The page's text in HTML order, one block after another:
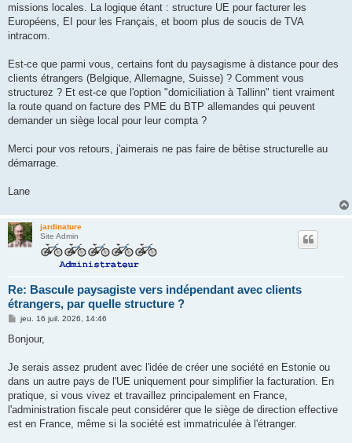
missions locales. La logique étant : structure UE pour facturer les
Européens, EI pour les Français, et boom plus de soucis de TVA
intracom.
Est-ce que parmi vous, certains font du paysagisme à distance pour des
clients étrangers (Belgique, Allemagne, Suisse) ? Comment vous
structurez ? Et est-ce que l'option "domiciliation à Tallinn" tient vraiment
la route quand on facture des PME du BTP allemandes qui peuvent
demander un siège local pour leur compta ?
Merci pour vos retours, j'aimerais ne pas faire de bêtise structurelle au
démarrage.
Lane
jardinature
Site Admin
Re: Bascule paysagiste vers indépendant avec clients
étrangers, par quelle structure ?
M
s
g
jeu. 16 juil. 2026, 14:46
Bonjour,
Je serais assez prudent avec l'idée de créer une société en Estonie ou
dans un autre pays de l'UE uniquement pour simplifier la facturation. En
pratique, si vous vivez et travaillez principalement en France,
l'administration fiscale peut considérer que le siège de direction effective
est en France, même si la société est immatriculée à l'étranger.